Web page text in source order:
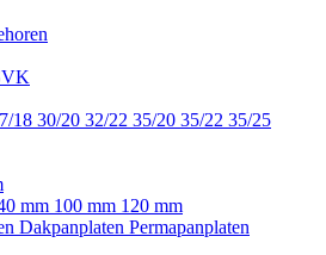
18 30/20 32/22 35/20 35/22 35/25
mm 100 mm 120 mm
Dakpanplaten Permapanplaten